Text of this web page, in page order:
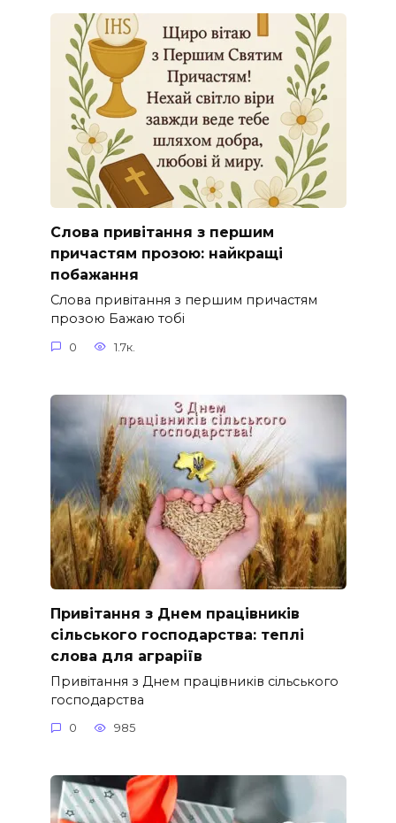
Слова привітання з першим
причастям прозою: найкращі
побажання
Слова привітання з першим причастям
прозою Бажаю тобі
0 1.7к.
Привітання з Днем працівників
сільського господарства: теплі
слова для аграріїв
Привітання з Днем працівників сільського
господарства
0 985